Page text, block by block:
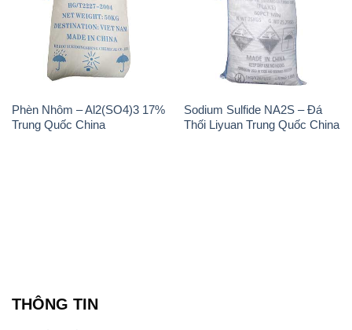
Phèn Nhôm – Al2(SO4)3 17%
Trung Quốc China
Sodium Sulfide NA2S – Đá
Thối Liyuan Trung Quốc China
THÔNG TIN